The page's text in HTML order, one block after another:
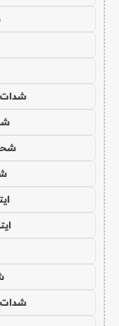
شدات
شدات